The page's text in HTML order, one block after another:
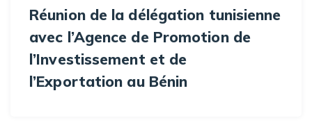
Réunion de la délégation tunisienne
avec l’Agence de Promotion de
l’Investissement et de
l’Exportation au Bénin